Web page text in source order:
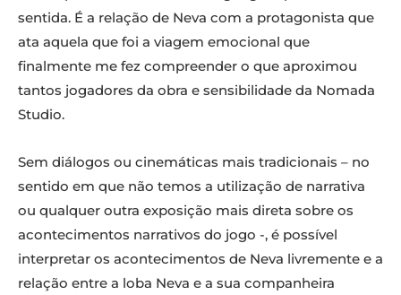
sentida. É a relação de Neva com a protagonista que
ata aquela que foi a viagem emocional que
finalmente me fez compreender o que aproximou
tantos jogadores da obra e sensibilidade da Nomada
Studio.
Sem diálogos ou cinemáticas mais tradicionais – no
sentido em que não temos a utilização de narrativa
ou qualquer outra exposição mais direta sobre os
acontecimentos narrativos do jogo -, é possível
interpretar os acontecimentos de Neva livremente e a
relação entre a loba Neva e a sua companheira